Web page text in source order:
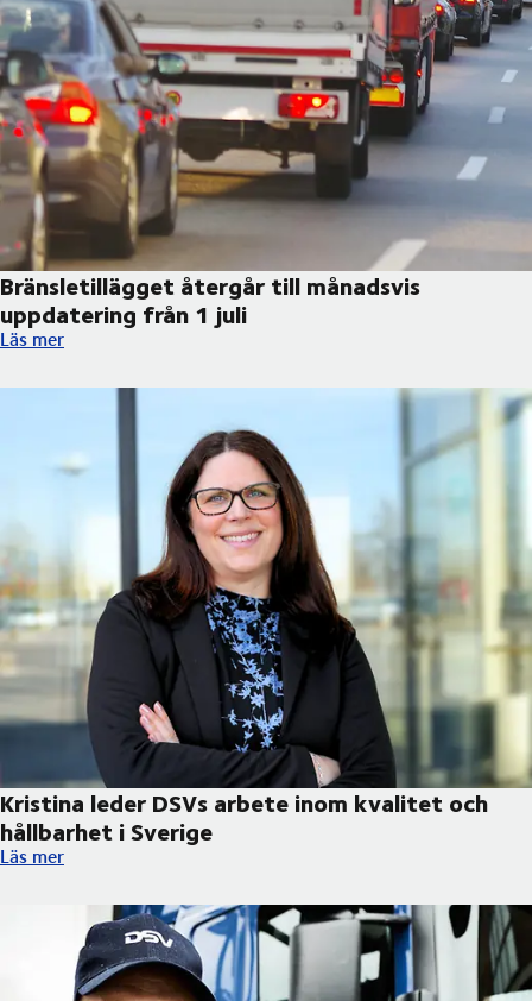
Bränsletillägget återgår till månadsvis
uppdatering från 1 juli
Bränsletillägget återgår till månadsvis uppdatering från 1 juli
Läs mer
Kristina leder DSVs arbete inom kvalitet och
hållbarhet i Sverige
Kristina leder DSVs arbete inom kvalitet och hållbarhet i
Läs mer